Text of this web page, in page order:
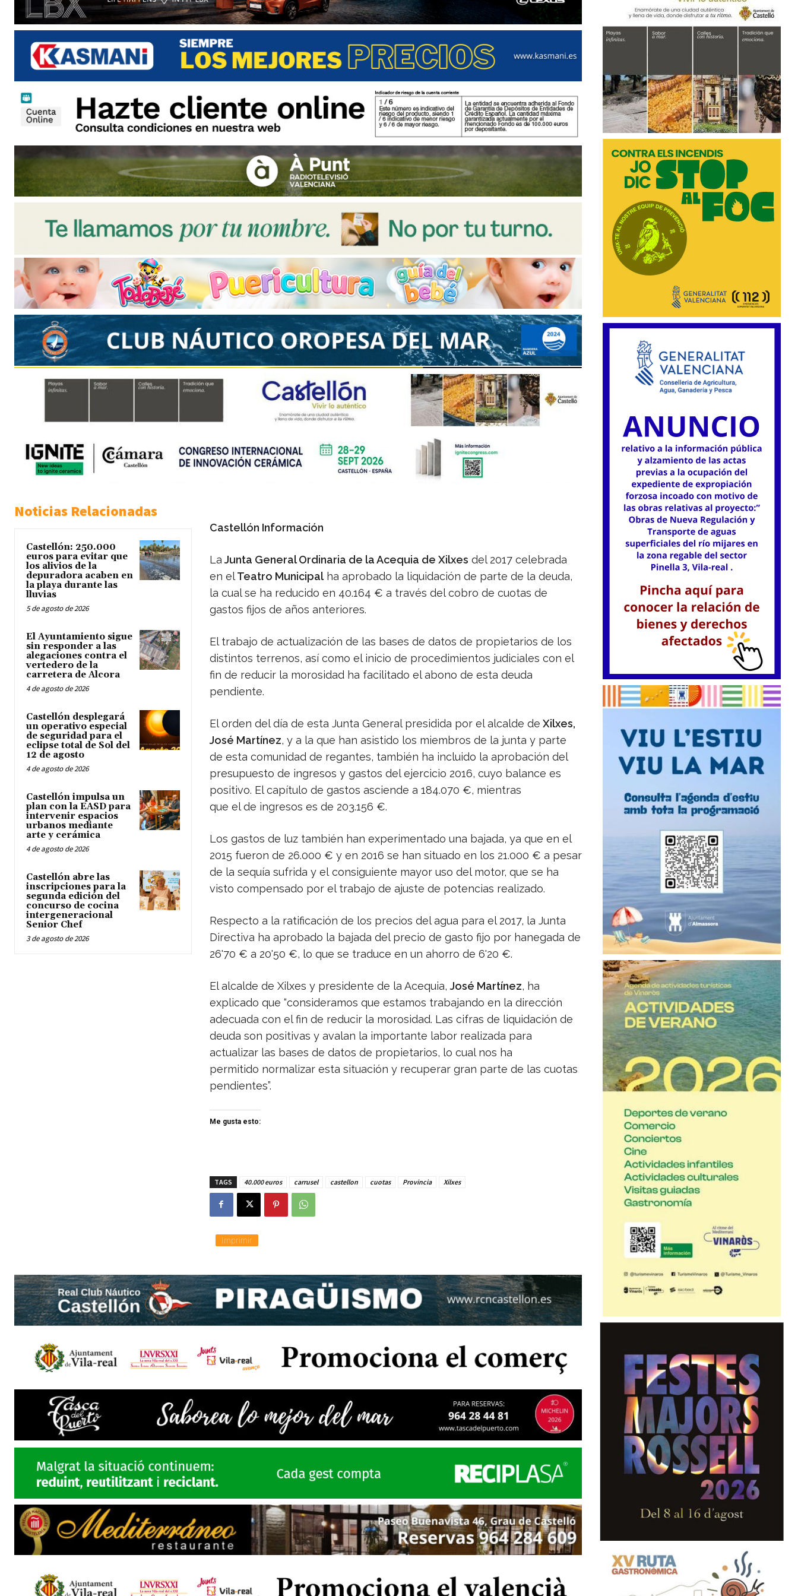
Noticias Relacionadas
Castellón: 250.000
euros para evitar que
los alivios de la
depuradora acaben en
la playa durante las
lluvias
5 de agosto de 2026
El Ayuntamiento sigue
sin responder a las
alegaciones contra el
vertedero de la
carretera de Alcora
4 de agosto de 2026
Castellón desplegará
un operativo especial
de seguridad para el
eclipse total de Sol del
12 de agosto
4 de agosto de 2026
Castellón impulsa un
plan con la EASD para
intervenir espacios
urbanos mediante
arte y cerámica
4 de agosto de 2026
Castellón abre las
inscripciones para la
segunda edición del
concurso de cocina
intergeneracional
Senior Chef
3 de agosto de 2026
Castellón Información
La Junta General Ordinaria de la Acequia de Xilxes del 2017 celebrada
en elTeatro Municipalha aprobado la liquidación de parte de la deuda,
la cual se ha reducido en 40.164 € a través del cobro de cuotas de
gastos fijos de años anteriores.
El trabajo de actualización de las bases de datos de propietarios de los
distintos terrenos, así como el inicio de procedimientos judiciales con el
fin de reducir la morosidad ha facilitado el abono de esta deuda
pendiente.
El orden del día de esta Junta General presidida por el alcalde de Xilxes,
José Martínez, y a la que han asistido los miembros de la junta y parte
de esta comunidad de regantes, también ha incluido la aprobación del
presupuesto de ingresos y gastos del ejercicio 2016, cuyo balance es
positivo. El capítulo de gastos asciende a 184.070 €, mientras
que el de ingresos es de 203.156 €.
Los gastos de luz también han experimentado una bajada, ya que en el
2015 fueron de 26.000 € y en 2016 se han situado en los 21.000 € a pesar
de la sequía sufrida y el consiguiente mayor uso del motor, que se ha
visto compensado por el trabajo de ajuste de potencias realizado.
Respecto a la ratificación de los precios del agua para el 2017, la Junta
Directiva ha aprobado la bajada del precio de gasto fijo por hanegada de
26'70 € a 20'50 €, lo que se traduce en un ahorro de 6'20 €.
El alcalde de Xilxes y presidente de la Acequia, José Martínez, ha
explicado que “consideramos que estamos trabajando en la dirección
adecuada con el fin de reducir la morosidad. Las cifras de liquidación de
deuda son positivas y avalan la importante labor realizada para
actualizar las bases de datos de propietarios, lo cual nos ha
permitido normalizar esta situación y recuperar gran parte de las cuotas
pendientes”.
Me gusta esto:
TAGS 40.000 euros carrusel castellon cuotas Provincia Xilxes
Imprimir